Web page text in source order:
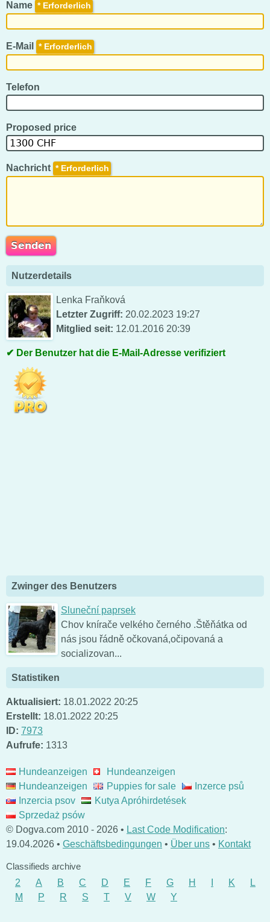
Name *
E-Mail *
Telefon
Proposed price
Nachricht *
Nutzerdetails
Lenka Fraňková
Letzter Zugriff: 20.02.2023 19:27
Mitglied seit: 12.01.2016 20:39
Der Benutzer hat die E-Mail-Adresse verifiziert
Zwinger des Benutzers
Sluneční paprsek
Chov knírače velkého černého .Štěňátka od
nás jsou řádně očkovaná,očipovaná a
socializovan...
Statistiken
Aktualisiert: 18.01.2022 20:25
Erstellt: 18.01.2022 20:25
ID: 7973
Aufrufe: 1313
Hundeanzeigen
Hundeanzeigen
Hundeanzeigen
Puppies for sale
Inzerce psů
Inzercia psov
Kutya Apróhirdetések
Sprzedaż psów
© Dogva.com 2010 - 2026 • Last Code Modification:
19.04.2026 • Geschäftsbedingungen • Über uns • Kontakt
Classifieds archive
2
A B C D E F G H K
L
M
P R S T V W Y